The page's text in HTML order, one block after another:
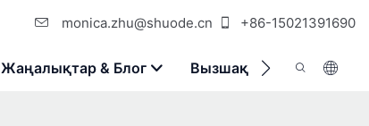
monica.zhu@shuode.cn +86-15021391690
Жаңалықтар & Блог Вызшақ Бізбен